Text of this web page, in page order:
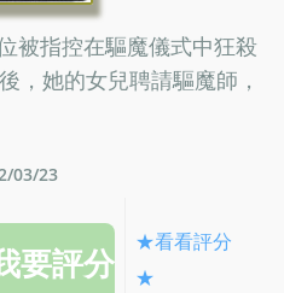
被指控在驅魔儀式中狂殺
，她的女兒聘請驅魔師，
03/23
★看看評分
★